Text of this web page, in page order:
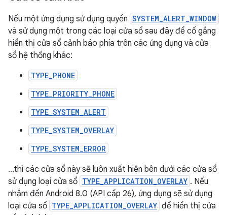
Nếu một ứng dụng sử dụng quyền SYSTEM_ALERT_WINDOW
và sử dụng một trong các loại cửa sổ sau đây để cố gắng
hiển thị cửa sổ cảnh báo phía trên các ứng dụng và cửa
sổ hệ thống khác:
TYPE_PHONE
TYPE_PRIORITY_PHONE
TYPE_SYSTEM_ALERT
TYPE_SYSTEM_OVERLAY
TYPE_SYSTEM_ERROR
...thì các cửa sổ này sẽ luôn xuất hiện bên dưới các cửa sổ
sử dụng loại cửa sổ TYPE_APPLICATION_OVERLAY . Nếu
nhắm đến Android 8.0 (API cấp 26), ứng dụng sẽ sử dụng
loại cửa sổ TYPE_APPLICATION_OVERLAY để hiển thị cửa